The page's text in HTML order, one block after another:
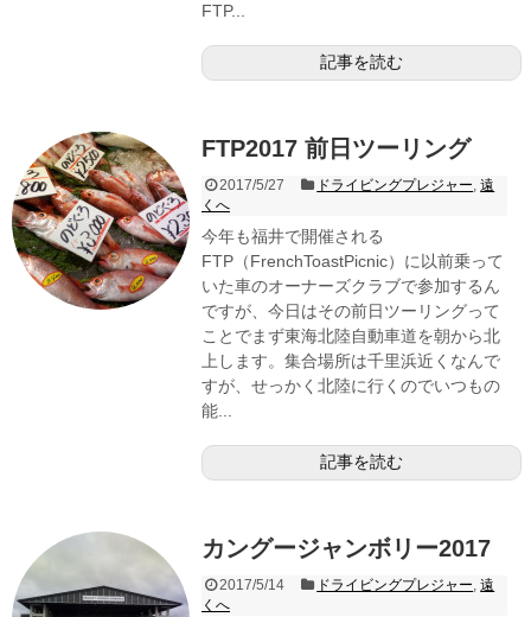
FTP...
記事を読む
FTP2017 前日ツーリング
2017/5/27 ドライビングプレジャー,遠
くへ
今年も福井で開催される
FTP（FrenchToastPicnic）に以前乗って
いた車のオーナーズクラブで参加するん
ですが、今日はその前日ツーリングって
ことでまず東海北陸自動車道を朝から北
上します。集合場所は千里浜近くなんで
すが、せっかく北陸に行くのでいつもの
能...
記事を読む
カングージャンボリー2017
2017/5/14 ドライビングプレジャー,遠
くへ